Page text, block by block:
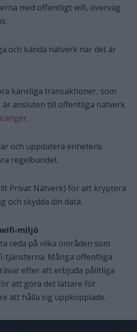
med offentligt wifi, överväg
och kända nätverk när det är
känsliga transaktioner, som
är ansluten till offentliga nätverk
.
och uppdatera enhetens
regelbundet.
Privat Nätverk) för att kryptera
och skydda din data.
wifi-miljö
reda på vilka områden som
tjänsterna. Många offentliga
efter att erbjuda pålitliga
att göra det lättare för
att hålla sig uppkopplade.